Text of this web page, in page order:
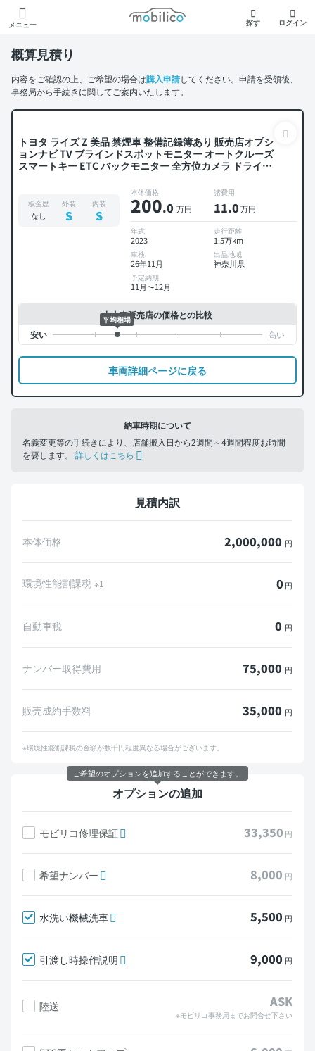
メニュー
モビリコ
探す ログイン
概算見積り
内容をご確認の上、ご希望の場合は購入申請してください。申請を受領後、
事務局から手続きに関してご案内いたします。
トヨタ ライズ Z 美品 禁煙車 整備記録簿あり 販売店オプシ
ョンナビ TV ブラインドスポットモニター オートクルーズ
スマートキー ETC バックモニター 全方位カメラ ドライブ
板金歴
なし
外装
S
内装
S
本体価格
200.0 万円
諸費用
11.0万円
年式
2023
走行距離
1.5万km
車検
26年11月
出品地域
神奈川県
予定納期
11月〜12月
中古車販売店の価格との比較
平均相場
車両詳細ページに戻る
納車時期について
名義変更等の手続きにより、店舗搬入日から2週間～4週間程度お時間
を要します。 詳しくはこちら
見積内訳
本体価格 2,000,000 円
環境性能割課税 ※1 0 円
自動車税 0 円
ナンバー取得費用 75,000 円
販売成約手数料 35,000 円
※環境性能割課税の金額が数千円程度異なる場合がございます。
オプションの追加
モビリコ修理保証 33,350 円
希望ナンバー 8,000 円
水洗い機械洗車 5,500 円
引渡し時操作説明 9,000 円
陸送 ASK
※モビリコ事務局までお問合せ下さい
ご希望のオプションを追加することができます。